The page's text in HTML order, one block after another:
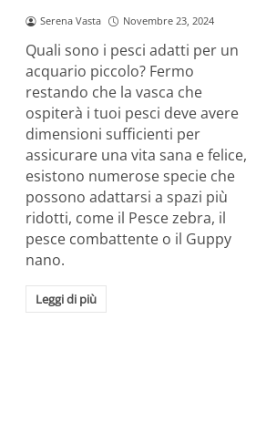
Serena Vasta Novembre 23, 2024
Quali sono i pesci adatti per un
acquario piccolo? Fermo
restando che la vasca che
ospiterà i tuoi pesci deve avere
dimensioni sufficienti per
assicurare una vita sana e felice,
esistono numerose specie che
possono adattarsi a spazi più
ridotti, come il Pesce zebra, il
pesce combattente o il Guppy
nano.
Leggi di più